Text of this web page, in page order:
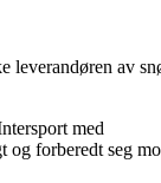
leverandøren av
med
og forberedt seg